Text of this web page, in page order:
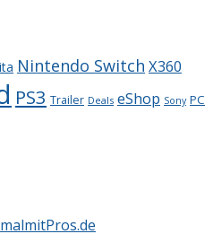
Nintendo Switch X360
PS3 Trailer Deals eShop Sony PC